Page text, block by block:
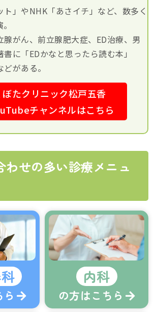
ト」やNHK「あさイチ」など、数多く
がん、前立腺肥大症、ED治療、男
に「EDかなと思ったら読む本」
どがある。
ぼたクリニック松戸五香
チャンネルはこちら
わせの多い診療メニュ
内科
の方はこちら